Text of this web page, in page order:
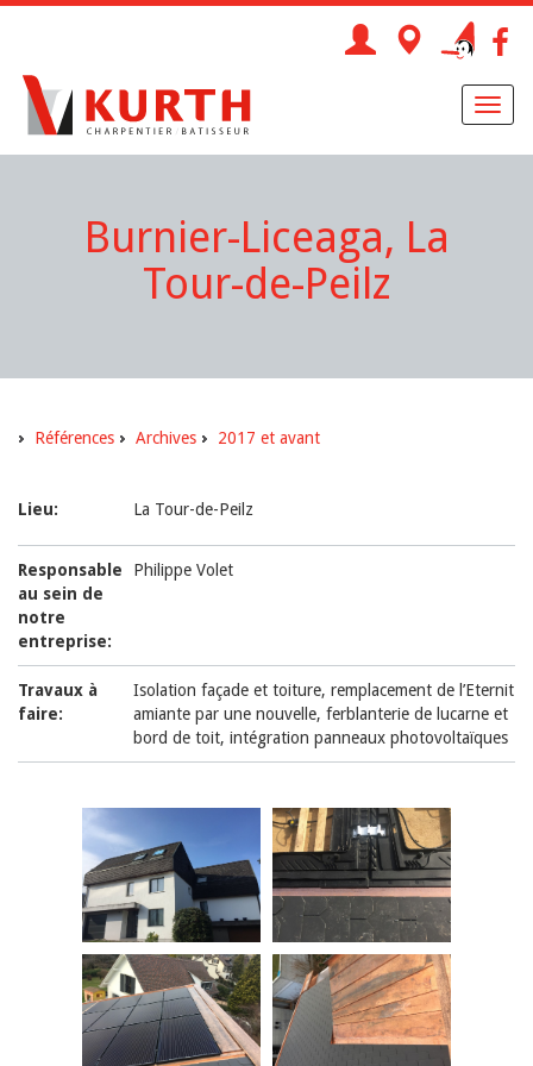
Burnier-Liceaga, La
Tour-de-Peilz
Références Archives 2017 et avant
Lieu: La Tour-de-Peilz
Responsable
au sein de
notre
entreprise:
Philippe Volet
Travaux à
faire:
Isolation façade et toiture, remplacement de l’Eternit
amiante par une nouvelle, ferblanterie de lucarne et
bord de toit, intégration panneaux photovoltaïques